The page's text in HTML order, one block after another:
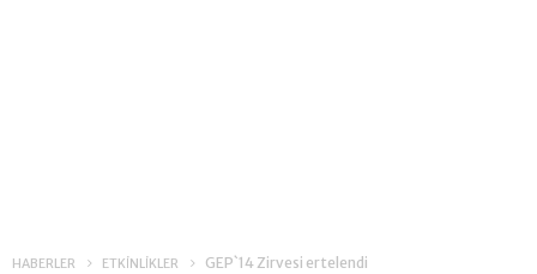
HABERLER ETKİNLİKLER GEP`14 Zirvesi ertelendi